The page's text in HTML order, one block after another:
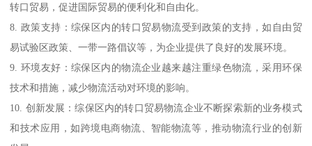
转口贸易，促进国际贸易的便利化和自由化。
8. 政策支持：综保区内的转口贸易物流受到政策的支持，如自由贸
易试验区政策、一带一路倡议等，为企业提供了良好的发展环境。
9. 环境友好：综保区内的物流企业越来越注重绿色物流，采用环保
技术和措施，减少物流活动对环境的影响。
10. 创新发展：综保区内的转口贸易物流企业不断探索新的业务模式
和技术应用，如跨境电商物流、智能物流等，推动物流行业的创新